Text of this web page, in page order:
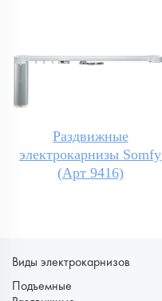
Раздвижные
электрокарнизы Somfy
(Арт 9416)
Виды электрокарнизов
Подъемные